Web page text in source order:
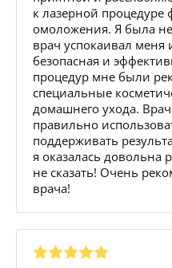
к лазерной процедуре
омоложения. Я была
врач успокаивал меня
безопасная и
процедур мне были
специальные
домашнего ухода.
правильно
поддерживать
я оказалась довольна
не сказать! Очень
врача!